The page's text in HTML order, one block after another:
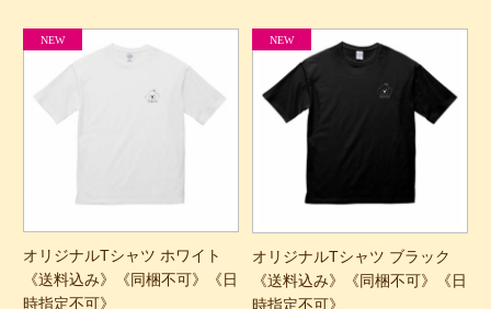
オリジナルTシャツ ホワイト
《送料込み》《同梱不可》《日
時指定不可》
オリジナルTシャツ ブラック
《送料込み》《同梱不可》《日
時指定不可》